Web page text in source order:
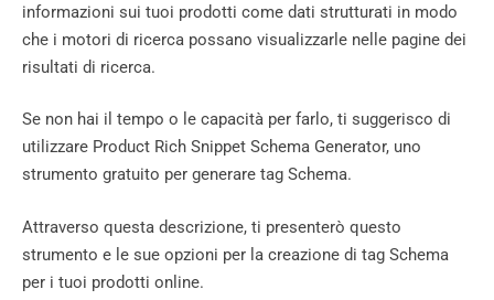
informazioni sui tuoi prodotti come dati strutturati in modo
che i motori di ricerca possano visualizzarle nelle pagine dei
risultati di ricerca.
Se non hai il tempo o le capacità per farlo, ti suggerisco di
utilizzare Product Rich Snippet Schema Generator, uno
strumento gratuito per generare tag Schema.
Attraverso questa descrizione, ti presenterò questo
strumento e le sue opzioni per la creazione di tag Schema
per i tuoi prodotti online.